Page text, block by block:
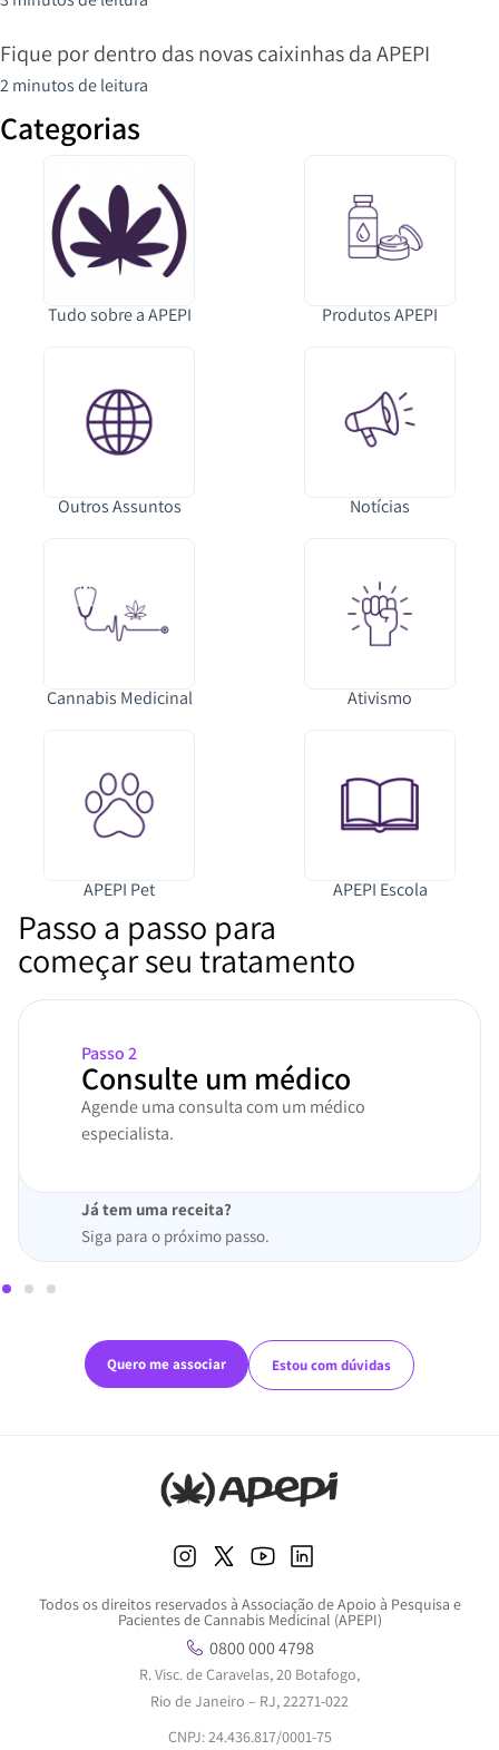
Fique por dentro das novas caixinhas da APEPI
2 minutos de leitura
Categorias
Tudo sobre a APEPI Produtos APEPI
Outros Assuntos Notícias
Cannabis Medicinal Ativismo
APEPI Pet APEPI Escola
Passo a passo para
começar seu tratamento
Passo 2
Consulte um médico
Agende uma consulta com um médico
especialista.
Já tem uma receita?
Siga para o próximo passo.
Quero me associar Estou com dúvidas
Todos os direitos reservados à Associação de Apoio à Pesquisa e
Pacientes de Cannabis Medicinal (APEPI)
0800 000 4798
R. Visc. de Caravelas, 20 Botafogo,
Rio de Janeiro – RJ, 22271-022
CNPJ: 24.436.817/0001-75